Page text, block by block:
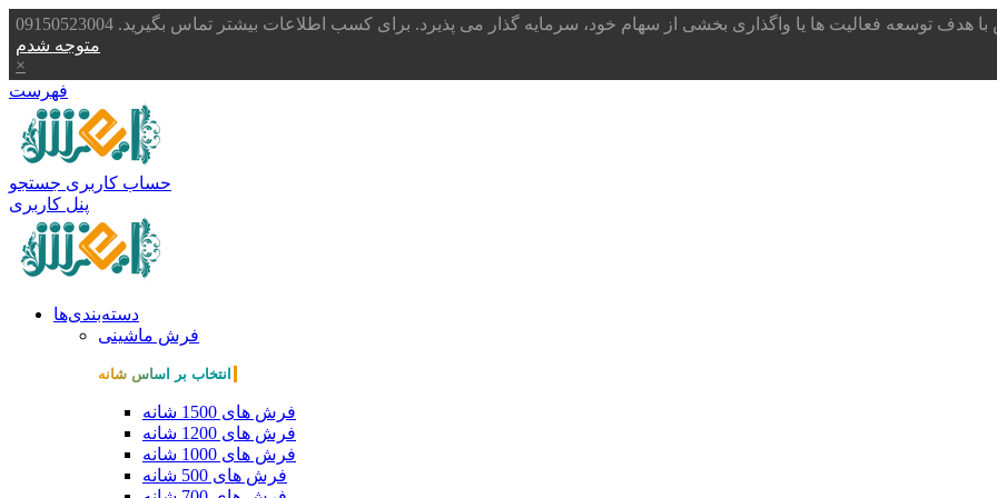
با هدف توسعه فعالیت ها یا واگذاری بخشی از سهام خود، سرمایه گذار می پذیرد. برای کسب اطلاعات بیشتر تماس بگیرید. 09150523004
متوجه شدم
×
فهرست
حساب کاربری جستجو
پنل کاربری
دسته‌بندی‌ها
فرش ماشینی
انتخاب بر اساس شانه
فرش های 1500 شانه
فرش های 1200 شانه
فرش های 1000 شانه
فرش های 500 شانه